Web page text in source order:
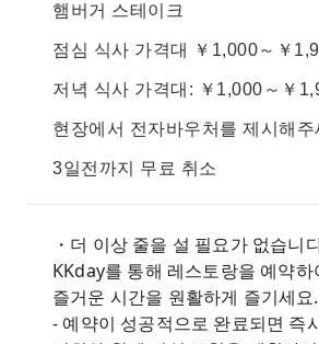
햄버거 스테이크
점심 식사 가격대 ￥1,000～￥
저녁 식사 가격대: ￥1,000～￥
현장에서 전자바우처를 제시해주
3일전까지 무료 취소
・더 이상 줄을 설 필요가 없습니
KKday를 통해 레스토랑을 예약
즐거운 시간을 원활하게 즐기세요.
- 예약이 성공적으로 완료되면 즉